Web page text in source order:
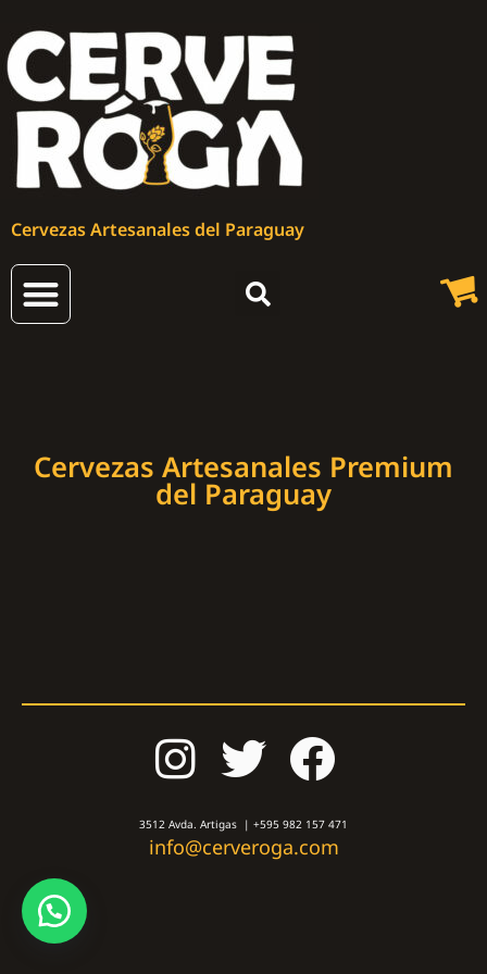
Cervezas Artesanales del Paraguay
Cervezas Artesanales Premium
del Paraguay
3512 Avda. Artigas | +595 982 157 471
info@cerveroga.com